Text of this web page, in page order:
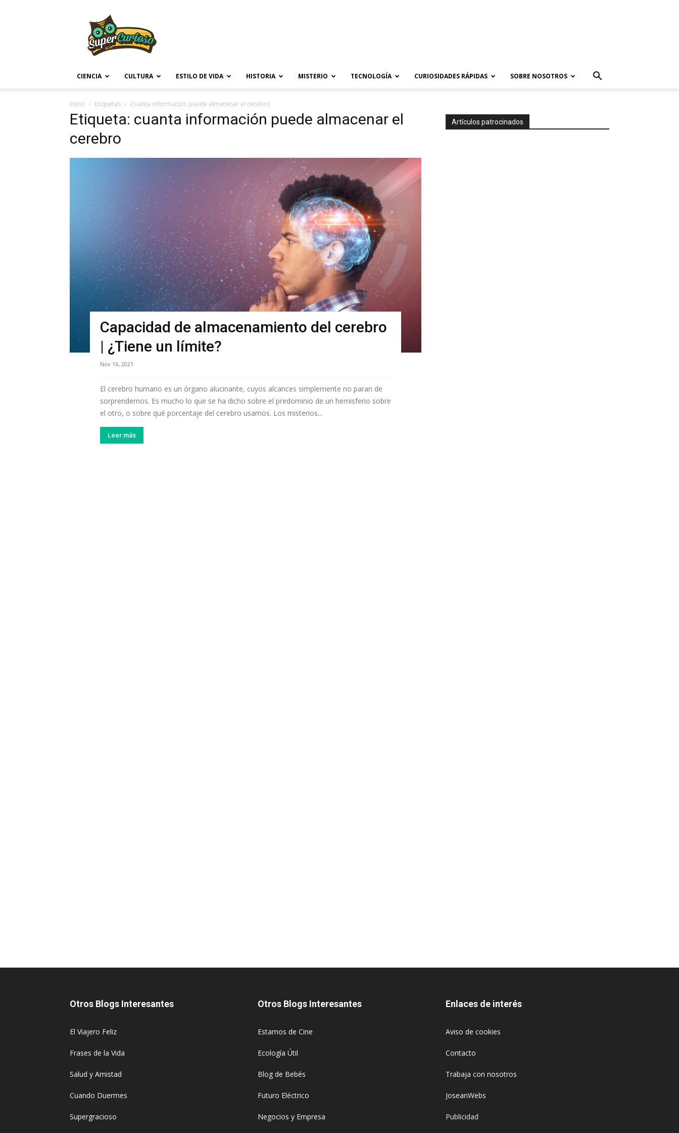
CIENCIA CULTURA ESTILO DE VIDA HISTORIA MISTERIO TECNOLOGÍA CURIOSIDADES RÁPIDAS SOBRE NOSOTROS
Inicio Etiquetas Cuanta información puede almacenar el cerebro
Etiqueta: cuanta información puede almacenar el
cerebro
Capacidad de almacenamiento del cerebro
| ¿Tiene un límite?
Nov 16, 2021
El cerebro humano es un órgano alucinante, cuyos alcances simplemente no paran de
sorprendernos. Es mucho lo que se ha dicho sobre el predominio de un hemisferio sobre
el otro, o sobre qué porcentaje del cerebro usamos. Los misterios...
Leer más
Artículos patrocinados
Otros Blogs Interesantes
El Viajero Feliz
Frases de la Vida
Salud y Amistad
Cuando Duermes
Supergracioso
Otros Blogs Interesantes
Estamos de Cine
Ecología Útil
Blog de Bebés
Futuro Eléctrico
Negocios y Empresa
Enlaces de interés
Aviso de cookies
Contacto
Trabaja con nosotros
JoseanWebs
Publicidad